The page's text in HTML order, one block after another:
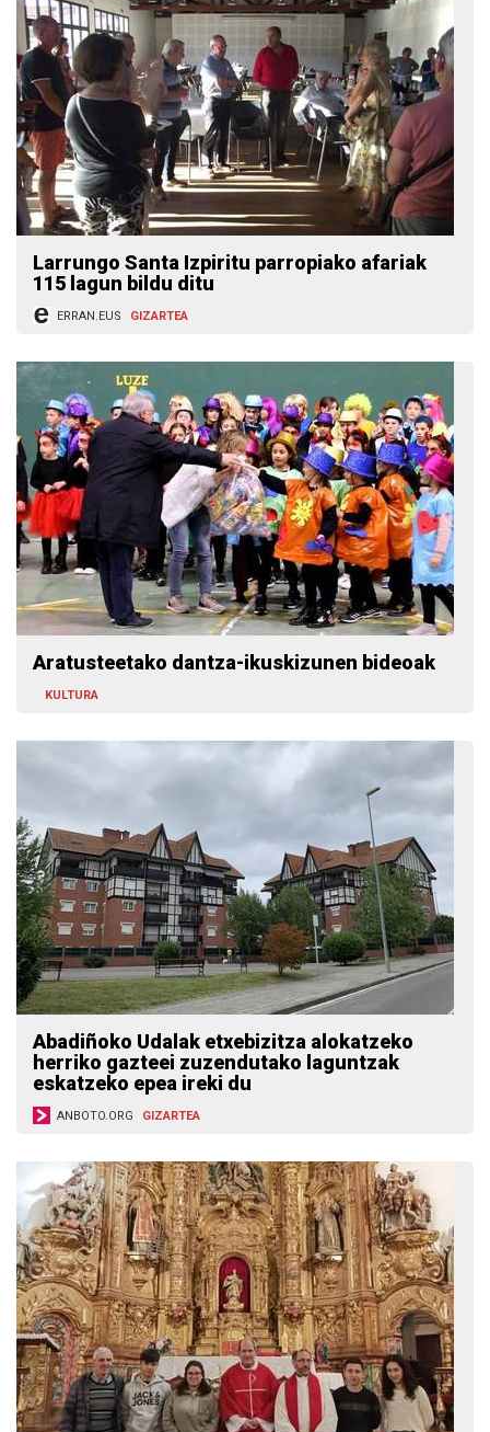
Larrungo Santa Izpiritu parropiako afariak
115 lagun bildu ditu
ERRAN.EUS GIZARTEA
Aratusteetako dantza-ikuskizunen bideoak
KULTURA
Abadiñoko Udalak etxebizitza alokatzeko
herriko gazteei zuzendutako laguntzak
eskatzeko epea ireki du
ANBOTO.ORG GIZARTEA